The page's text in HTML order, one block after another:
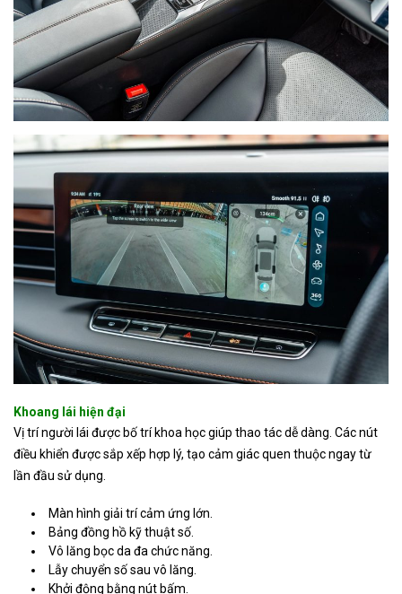
Khoang lái hiện đại
Vị trí người lái được bố trí khoa học giúp thao tác dễ dàng. Các nút
điều khiển được sắp xếp hợp lý, tạo cảm giác quen thuộc ngay từ
lần đầu sử dụng.
Màn hình giải trí cảm ứng lớn.
Bảng đồng hồ kỹ thuật số.
Vô lăng bọc da đa chức năng.
Lẫy chuyển số sau vô lăng.
Khởi động bằng nút bấm.